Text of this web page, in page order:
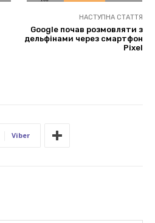
НАСТУПНА СТАТТЯ
Google почав розмовляти з
дельфінами через смартфон
Pixel
Viber